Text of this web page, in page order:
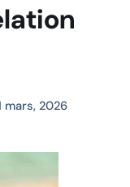
mars, 2026